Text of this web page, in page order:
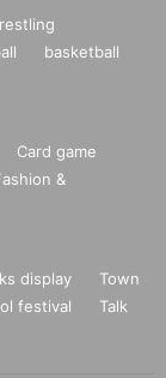
basketball
Card game
&
display
Town
festival
Talk